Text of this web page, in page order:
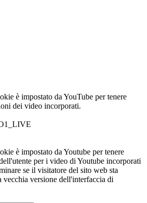
è impostato da YouTube per tenere
dei video incorporati.
è impostato da Youtube per tenere
per i video di Youtube incorporati
se il visitatore del sito web sta
versione dell'interfaccia di